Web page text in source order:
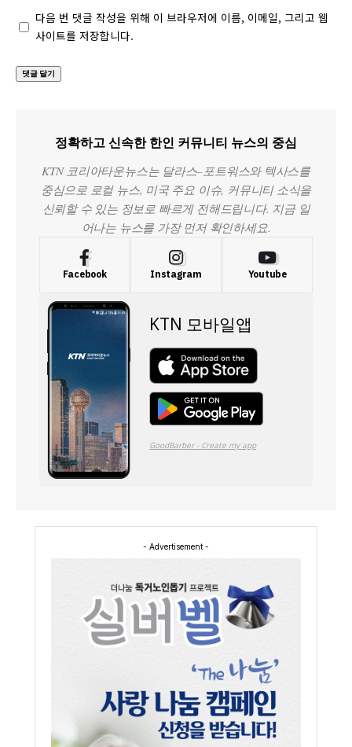
다음 번 댓글 작성을 위해 이 브라우저에 이름, 이메일, 그리고 웹
사이트를 저장합니다.
정확하고 신속한 한인 커뮤니티 뉴스의 중심
KTN 코리아타운뉴스는 달라스–포트워스와 텍사스를
중심으로 로컬 뉴스, 미국 주요 이슈, 커뮤니티 소식을
신뢰할 수 있는 정보로 빠르게 전해드립니다. 지금 일
어나는 뉴스를 가장 먼저 확인하세요.
Facebook Instagram Youtube
- Advertisement -